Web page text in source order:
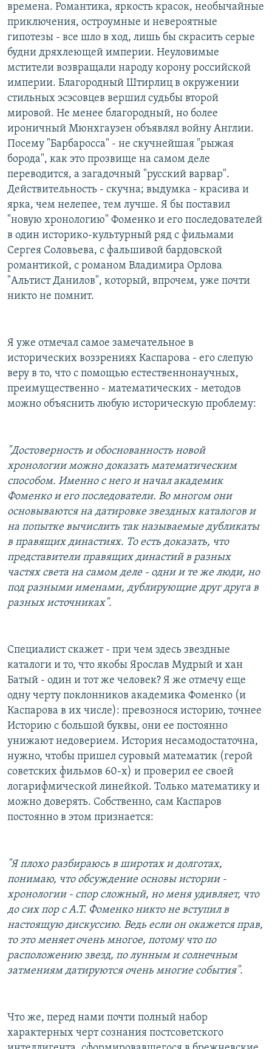
времена. Романтика, яркость красок, необычайные
приключения, остроумные и невероятные
гипотезы - все шло в ход, лишь бы скрасить серые
будни дряхлеющей империи. Неуловимые
мстители возвращали народу корону российской
империи. Благородный Штирлиц в окружении
стильных эсэсовцев вершил судьбы второй
мировой. Не менее благородный, но более
ироничный Мюнхгаузен объявлял войну Англии.
Посему "Барбаросса" - не скучнейшая "рыжая
борода", как это прозвище на самом деле
переводится, а загадочный "русский варвар".
Действительность - скучна; выдумка - красива и
ярка, чем нелепее, тем лучше. Я бы поставил
"новую хронологию" Фоменко и его последователей
в один историко-культурный ряд с фильмами
Сергея Соловьева, с фальшивой бардовской
романтикой, с романом Владимира Орлова
"Альтист Данилов", который, впрочем, уже почти
никто не помнит.
Я уже отмечал самое замечательное в
исторических воззрениях Каспарова - его слепую
веру в то, что с помощью естественнонаучных,
преимущественно - математических - методов
можно объяснить любую историческую проблему:
"Достоверность и обоснованность новой
хронологии можно доказать математическим
способом. Именно с него и начал академик
Фоменко и его последователи. Во многом они
основываются на датировке звездных каталогов и
на попытке вычислить так называемые дубликаты
в правящих династиях. То есть доказать, что
представители правящих династий в разных
частях света на самом деле - одни и те же люди, но
под разными именами, дублирующие друг друга в
разных источниках".
Специалист скажет - при чем здесь звездные
каталоги и то, что якобы Ярослав Мудрый и хан
Батый - один и тот же человек? Я же отмечу еще
одну черту поклонников академика Фоменко (и
Каспарова в их числе): превознося историю, точнее
Историю с большой буквы, они ее постоянно
унижают недоверием. История несамодостаточна,
нужно, чтобы пришел суровый математик (герой
советских фильмов 60-х) и проверил ее своей
логарифмической линейкой. Только математику и
можно доверять. Собственно, сам Каспаров
постоянно в этом признается:
"Я плохо разбираюсь в широтах и долготах,
понимаю, что обсуждение основы истории -
хронологии - спор сложный, но меня удивляет, что
до сих пор с А.Т. Фоменко никто не вступил в
настоящую дискуссию. Ведь если он окажется прав,
то это меняет очень многое, потому что по
расположению звезд, по лунным и солнечным
затмениям датируются очень многие события".
Что же, перед нами почти полный набор
характерных черт сознания постсоветского